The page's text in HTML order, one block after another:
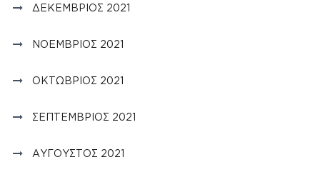
ΔΕΚΈΜΒΡΙΟΣ 2021
ΝΟΈΜΒΡΙΟΣ 2021
ΟΚΤΏΒΡΙΟΣ 2021
ΣΕΠΤΈΜΒΡΙΟΣ 2021
ΑΎΓΟΥΣΤΟΣ 2021